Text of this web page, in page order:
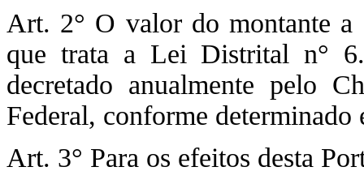
Art. 2° O valor do montante
que trata a Lei Distrital n°
decretado anualmente pelo
Federal, conforme determinado
Art. 3° Para os efeitos desta